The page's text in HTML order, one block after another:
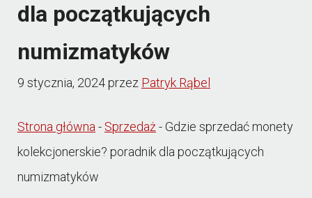
dla początkujących
numizmatyków
9 stycznia, 2024przez Patryk Rąbel
Strona główna- Sprzedaż-Gdzie sprzedać monety
kolekcjonerskie? poradnik dla początkujących
numizmatyków